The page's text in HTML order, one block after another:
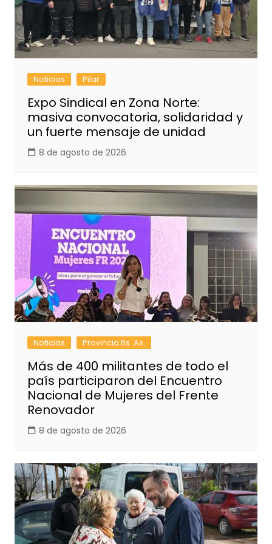
Noticias Pilar
Expo Sindical en Zona Norte:
masiva convocatoria, solidaridad y
un fuerte mensaje de unidad
8 de agosto de 2026
Noticias Provincia Bs. As.
Más de 400 militantes de todo el
país participaron del Encuentro
Nacional de Mujeres del Frente
Renovador
8 de agosto de 2026